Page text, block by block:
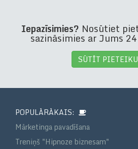
Iepazīsimies? Nosūtiet
sazināsimies ar Jums
SŪTĪT
POPULĀRĀKAIS:
Mārketinga pavadīšana
Treniņš "Hipnoze biznesam"